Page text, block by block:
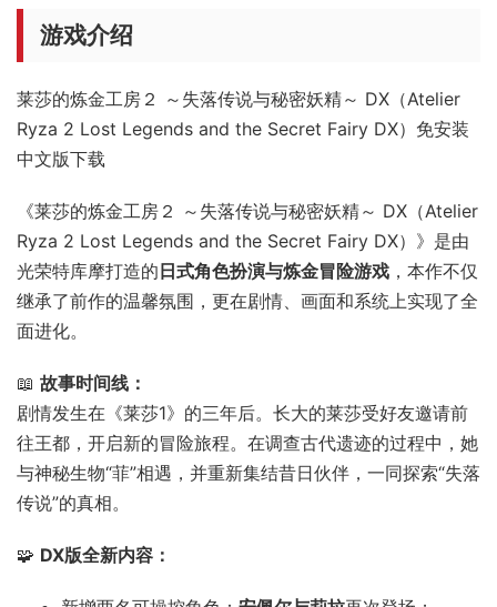
游戏介绍
莱莎的炼金工房２ ～失落传说与秘密妖精～ DX（Atelier
Ryza 2 Lost Legends and the Secret Fairy DX）免安装
中文版下载
《莱莎的炼金工房２ ～失落传说与秘密妖精～ DX（Atelier
Ryza 2 Lost Legends and the Secret Fairy DX）》是由
光荣特库摩打造的 日式角色扮演与炼金冒险游戏 ，本作不仅
继承了前作的温馨氛围，更在剧情、画面和系统上实现了全
面进化。
📖 故事时间线：
剧情发生在《莱莎1》的三年后。长大的莱莎受好友邀请前
往王都，开启新的冒险旅程。在调查古代遗迹的过程中，她
与神秘生物“菲”相遇，并重新集结昔日伙伴，一同探索“失落
传说”的真相。
🧩 DX版全新内容：